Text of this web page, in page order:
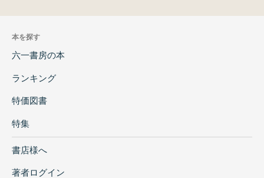
本を探す
六一書房の本
ランキング
特価図書
特集
書店様へ
著者ログイン